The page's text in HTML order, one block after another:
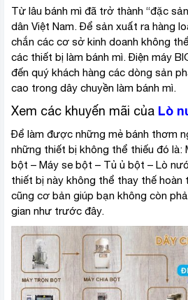
Từ lâu bánh mì đã trở thành “đặc
dân Việt Nam. Để sản xuất ra hàng
chắn các cơ sở kinh doanh không
các thiết bị làm bánh mì. Điện máy
đến quý khách hàng các dòng sản
cao trong dây chuyền làm bánh mì.
Xem các khuyến mãi của Lò
Để làm được những mẻ bánh thơm
những thiết bị không thể thiếu đó là:
bột – Máy se bột – Tủ ủ bột – Lò
thiết bị này không thể thay thế hoàn
cũng cơ bản giúp bạn không còn
gian như trước đây.